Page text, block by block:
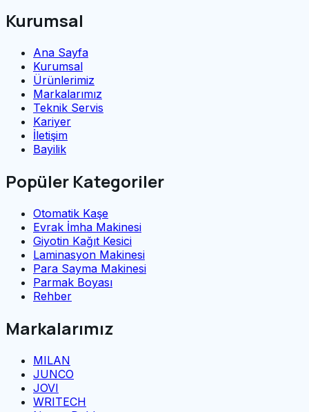
Kurumsal
Ana Sayfa
Kurumsal
Ürünlerimiz
Markalarımız
Teknik Servis
Kariyer
İletişim
Bayilik
Popüler Kategoriler
Otomatik Kaşe
Evrak İmha Makinesi
Giyotin Kağıt Kesici
Laminasyon Makinesi
Para Sayma Makinesi
Parmak Boyası
Rehber
Markalarımız
MILAN
JUNCO
JOVI
WRITECH